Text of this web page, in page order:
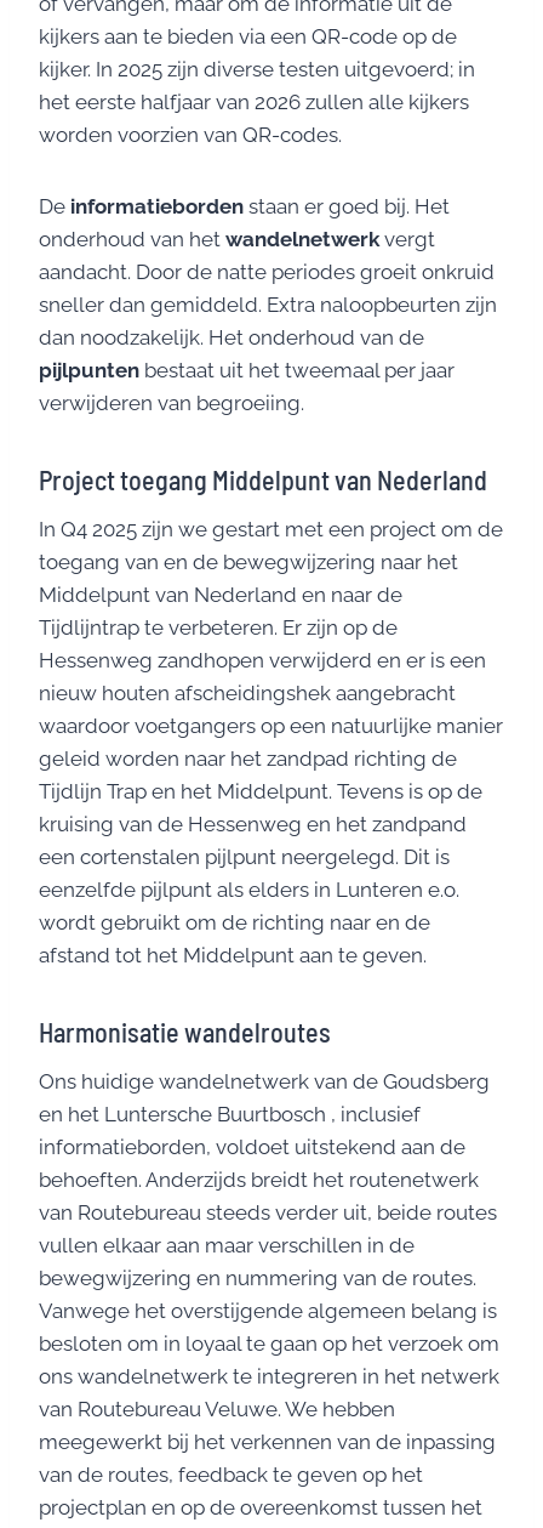
kijkers aan te bieden via een QR-code op de
kijker. In 2025 zijn diverse testen uitgevoerd; in
het eerste halfjaar van 2026 zullen alle kijkers
worden voorzien van QR-codes.
De informatieborden staan er goed bij. Het
onderhoud van het wandelnetwerkvergt
aandacht. Door de natte periodes groeit onkruid
sneller dan gemiddeld. Extra naloopbeurten zijn
dan noodzakelijk. Het onderhoud van de
pijlpunten bestaat uit het tweemaal per jaar
verwijderen van begroeiing.
Project toegang Middelpunt van Nederland
In Q4 2025 zijn we gestart met een project om de
toegang van en de bewegwijzering naar het
Middelpunt van Nederland en naar de
Tijdlijntrap te verbeteren. Er zijn op de
Hessenweg zandhopen verwijderd en er is een
nieuw houten afscheidingshek aangebracht
waardoor voetgangers op een natuurlijke manier
geleid worden naar het zandpad richting de
Tijdlijn Trap en het Middelpunt. Tevens is op de
kruising van de Hessenweg en het zandpand
een cortenstalen pijlpunt neergelegd. Dit is
eenzelfde pijlpunt als elders in Lunteren e.o.
wordt gebruikt om de richting naar en de
afstand tot het Middelpunt aan te geven.
Harmonisatie wandelroutes
Ons huidige wandelnetwerk van de Goudsberg
en het Luntersche Buurtbosch , inclusief
informatieborden, voldoet uitstekend aan de
behoeften. Anderzijds breidt het routenetwerk
van Routebureau steeds verder uit, beide routes
vullen elkaar aan maar verschillen in de
bewegwijzering en nummering van de routes.
Vanwege het overstijgende algemeen belang is
besloten om in loyaal te gaan op het verzoek om
ons wandelnetwerk te integreren in het netwerk
van Routebureau Veluwe. We hebben
meegewerkt bij het verkennen van de inpassing
van de routes, feedback te geven op het
projectplan en op de overeenkomst tussen het